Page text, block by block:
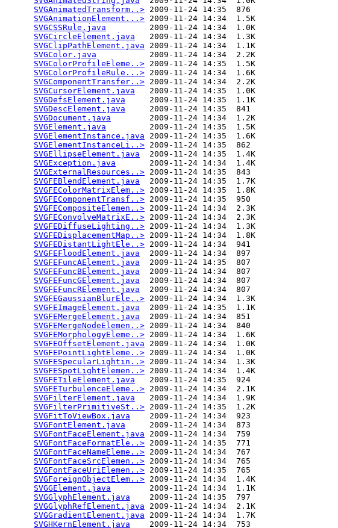
SVGAnimatedTransform..> 2009-11-24 14:35  876
SVGAnimationElement...> 2009-11-24 14:34  1.5K
SVGCSSRule.java
         2009-11-24 14:34  1.0K
SVGCircleElement.java
   2009-11-24 14:34  1.3K
SVGClipPathElement.java 2009-11-24 14:34  1.1K
SVGColor.java
           2009-11-24 14:34  2.2K
SVGColorProfileEleme..> 2009-11-24 14:35  1.5K
SVGColorProfileRule...> 2009-11-24 14:34  1.6K
SVGComponentTransfer..> 2009-11-24 14:34  2.2K
SVGCursorElement.java
   2009-11-24 14:35  1.0K
SVGDefsElement.java
     2009-11-24 14:35  1.1K
SVGDescElement.java
     2009-11-24 14:35  841
SVGDocument.java
        2009-11-24 14:34  1.2K
SVGElement.java
         2009-11-24 14:35  1.5K
SVGElementInstance.java 2009-11-24 14:35  1.6K
SVGElementInstanceLi..> 2009-11-24 14:35  862
SVGEllipseElement.java
  2009-11-24 14:35  1.4K
SVGException.java
       2009-11-24 14:34  1.4K
SVGExternalResources..> 2009-11-24 14:35  843
SVGFEBlendElement.java
  2009-11-24 14:35  1.7K
SVGFEColorMatrixElem..> 2009-11-24 14:35  1.8K
SVGFEComponentTransf..> 2009-11-24 14:35  950
SVGFECompositeElemen..> 2009-11-24 14:34  2.3K
SVGFEConvolveMatrixE..> 2009-11-24 14:34  2.3K
SVGFEDiffuseLighting..> 2009-11-24 14:34  1.3K
SVGFEDisplacementMap..> 2009-11-24 14:34  1.8K
SVGFEDistantLightEle..> 2009-11-24 14:34  941
SVGFEFloodElement.java
  2009-11-24 14:34  897
SVGFEFuncAElement.java
  2009-11-24 14:35  807
SVGFEFuncBElement.java
  2009-11-24 14:34  807
SVGFEFuncGElement.java
  2009-11-24 14:34  807
SVGFEFuncRElement.java
  2009-11-24 14:34  807
SVGFEGaussianBlurEle..> 2009-11-24 14:34  1.3K
SVGFEImageElement.java
  2009-11-24 14:35  1.1K
SVGFEMergeElement.java
  2009-11-24 14:34  851
SVGFEMergeNodeElemen..> 2009-11-24 14:34  840
SVGFEMorphologyEleme..> 2009-11-24 14:34  1.6K
SVGFEOffsetElement.java 2009-11-24 14:34  1.0K
SVGFEPointLightEleme..> 2009-11-24 14:34  1.0K
SVGFESpecularLightin..> 2009-11-24 14:34  1.3K
SVGFESpotLightElemen..> 2009-11-24 14:34  1.4K
SVGFETileElement.java
   2009-11-24 14:35  924
SVGFETurbulenceEleme..> 2009-11-24 14:34  2.1K
SVGFilterElement.java
   2009-11-24 14:34  1.9K
SVGFilterPrimitiveSt..> 2009-11-24 14:35  1.2K
SVGFitToViewBox.java
    2009-11-24 14:34  923
SVGFontElement.java
     2009-11-24 14:34  873
SVGFontFaceElement.java 2009-11-24 14:34  759
SVGFontFaceFormatEle..> 2009-11-24 14:35  771
SVGFontFaceNameEleme..> 2009-11-24 14:34  767
SVGFontFaceSrcElemen..> 2009-11-24 14:34  765
SVGFontFaceUriElemen..> 2009-11-24 14:35  765
SVGForeignObjectElem..> 2009-11-24 14:34  1.4K
SVGGElement.java
        2009-11-24 14:34  1.1K
SVGGlyphElement.java
    2009-11-24 14:35  797
SVGGlyphRefElement.java 2009-11-24 14:34  2.1K
SVGGradientElement.java 2009-11-24 14:34  1.7K
SVGHKernElement.java
    2009-11-24 14:34  753